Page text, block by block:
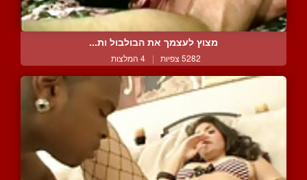
מצוץ לעצמך את הבולבול ות...
5282 צפיות | 4 המלצות